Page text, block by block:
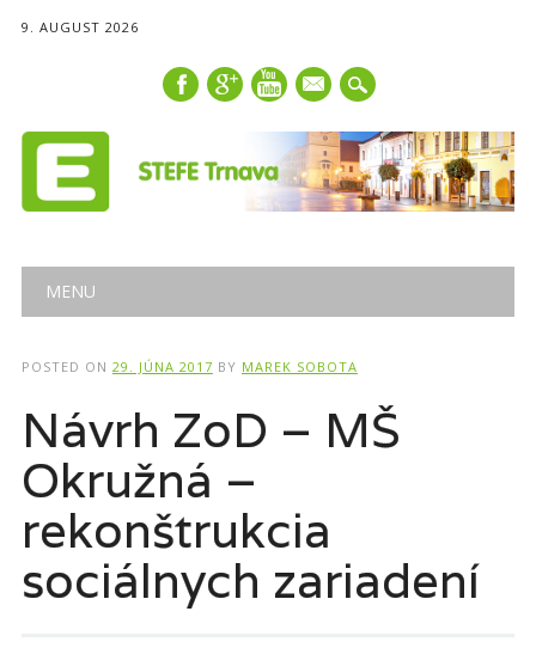
9. AUGUST 2026
mail
Main menu
MENU
POSTED ON 29. JÚNA 2017 BY MAREK SOBOTA
Návrh ZoD – MŠ
Okružná –
rekonštrukcia
sociálnych zariadení